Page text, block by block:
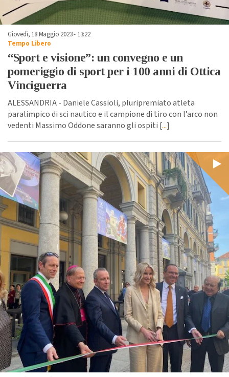
Giovedì, 18 Maggio 2023 - 13:22
Tempo Libero
“Sport e visione”: un convegno e un
pomeriggio di sport per i 100 anni di Ottica
Vinciguerra
ALESSANDRIA - Daniele Cassioli, pluripremiato atleta
paralimpico di sci nautico e il campione di tiro con l’arco non
vedenti Massimo Oddone saranno gli ospiti [...]